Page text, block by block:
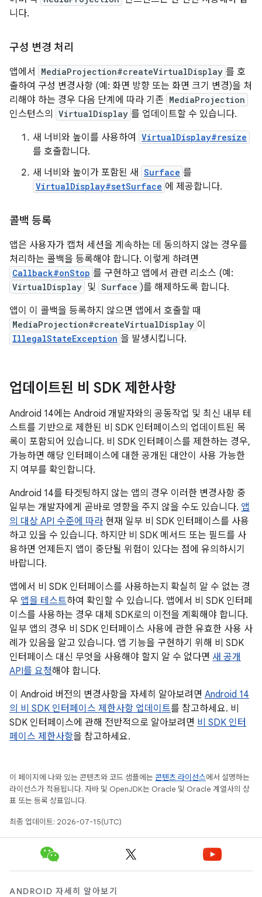
니다.
구성 변경 처리
앱에서 MediaProjection#createVirtualDisplay 를 호
출하여 구성 변경사항 (예: 화면 방향 또는 화면 크기 변경)을 처
리해야 하는 경우 다음 단계에 따라 기존 MediaProjection
인스턴스의 VirtualDisplay 를 업데이트할 수 있습니다.
새 너비와 높이를 사용하여
VirtualDisplay#resize
를 호출합니다.
새 너비와 높이가 포함된 새
Surface 를
VirtualDisplay#setSurface 에 제공합니다.
콜백 등록
앱은 사용자가 캡처 세션을 계속하는 데 동의하지 않는 경우를
처리하는 콜백을 등록해야 합니다. 이렇게 하려면
Callback#onStop 를 구현하고 앱에서 관련 리소스 (예:
VirtualDisplay 및 Surface )를 해제하도록 합니다.
앱이 이 콜백을 등록하지 않으면 앱에서 호출할 때
MediaProjection#createVirtualDisplay 이
IllegalStateException 을 발생시킵니다.
업데이트된 비 SDK 제한사항
Android 14에는 Android 개발자와의 공동작업 및 최신 내부 테
스트를 기반으로 제한된 비 SDK 인터페이스의 업데이트된 목
록이 포함되어 있습니다. 비 SDK 인터페이스를 제한하는 경우,
가능하면 해당 인터페이스에 대한 공개된 대안이 사용 가능한
지 여부를 확인합니다.
Android 14를 타겟팅하지 않는 앱의 경우 이러한 변경사항 중
일부는 개발자에게 곧바로 영향을 주지 않을 수도 있습니다. 앱
의 대상 API 수준에 따라 현재 일부 비 SDK 인터페이스를 사용
하고 있을 수 있습니다. 하지만 비 SDK 메서드 또는 필드를 사
용하면 언제든지 앱이 중단될 위험이 있다는 점에 유의하시기
바랍니다.
앱에서 비 SDK 인터페이스를 사용하는지 확실히 알 수 없는 경
우 앱을 테스트하여 확인할 수 있습니다. 앱에서 비 SDK 인터페
이스를 사용하는 경우 대체 SDK로의 이전을 계획해야 합니다.
일부 앱의 경우 비 SDK 인터페이스 사용에 관한 유효한 사용 사
례가 있음을 알고 있습니다. 앱 기능을 구현하기 위해 비 SDK
인터페이스 대신 무엇을 사용해야 할지 알 수 없다면 새 공개
API를 요청해야 합니다.
이 Android 버전의 변경사항을 자세히 알아보려면 Android 14
의 비 SDK 인터페이스 제한사항 업데이트를 참고하세요. 비
SDK 인터페이스에 관해 전반적으로 알아보려면 비 SDK 인터
페이스 제한사항을 참고하세요.
이 페이지에 나와 있는 콘텐츠와 코드 샘플에는 콘텐츠 라이선스에서 설명하는
라이선스가 적용됩니다. 자바 및 OpenJDK는 Oracle 및 Oracle 계열사의 상
표 또는 등록 상표입니다.
최종 업데이트: 2026-07-15(UTC)
ANDROID 자세히 알아보기